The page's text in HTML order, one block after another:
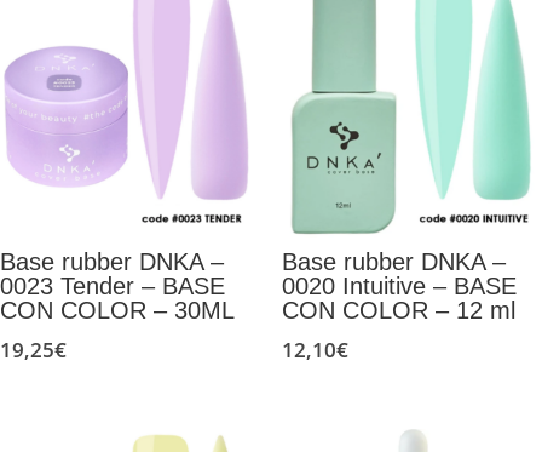
Base rubber DNKA –
0023 Tender – BASE
CON COLOR – 30ML
19,25€
Base rubber DNKA –
0020 Intuitive – BASE
CON COLOR – 12 ml
12,10€